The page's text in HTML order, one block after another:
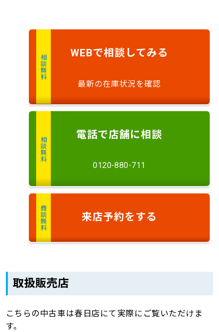
相談無料
WEBで相談 してみる
最新の在庫状況を確認
相談無料
電話で店舗に相談
0120-880-711
商談無料 来店予約をする
取扱販売店
こちらの中古車は春日店にて実際にご覧いただけま
す。